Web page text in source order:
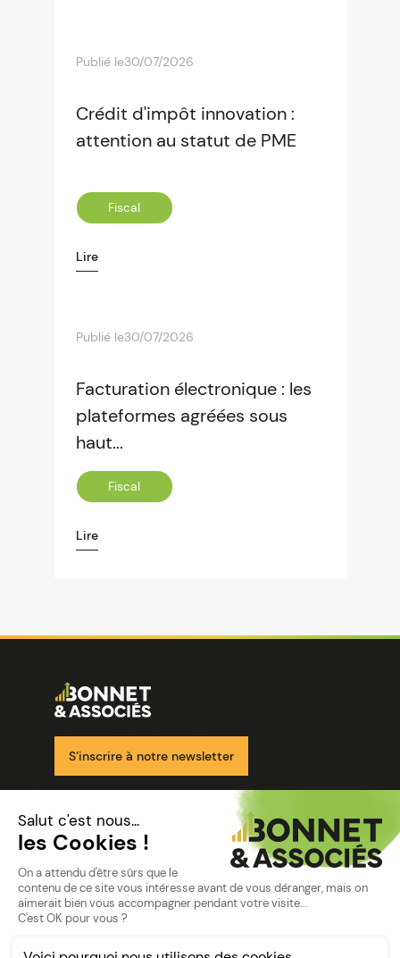
Publié le30/07/2026
Crédit d'impôt innovation :
attention au statut de PME
Fiscal
Lire
Publié le30/07/2026
Facturation électronique : les
plateformes agréées sous
haut...
Fiscal
Lire
Image
S’inscrire à notre newsletter
Nos solutions
Nos cabinets
Mon espace client